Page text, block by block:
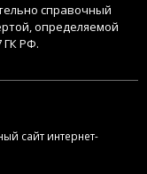
справочный
определяемой
ГК РФ.
сайт интернет-